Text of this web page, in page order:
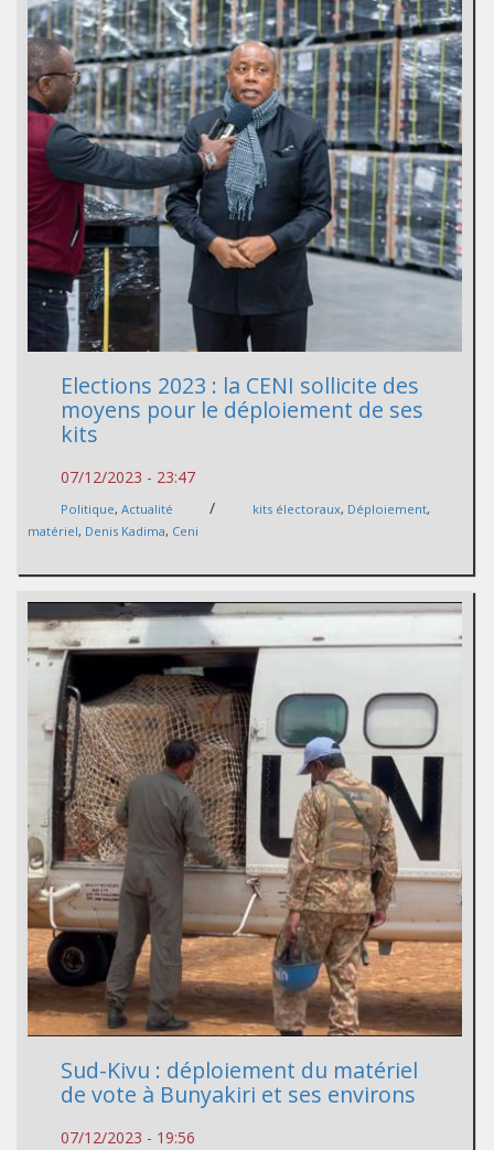
Elections 2023 : la CENI sollicite des
moyens pour le déploiement de ses
kits
07/12/2023 - 23:47
Politique, Actualité / kits électoraux, Déploiement,
matériel, Denis Kadima, Ceni
Sud-Kivu : déploiement du matériel
de vote à Bunyakiri et ses environs
07/12/2023 - 19:56